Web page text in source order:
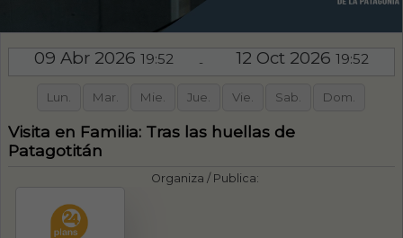
09 Abr 202619:52 - 12 Oct 2026 19:52
Lun. Mar. Mie. Jue. Vie. Sab. Dom.
Visita en Familia: Tras las huellas de
Patagotitán
Organiza / Publica: